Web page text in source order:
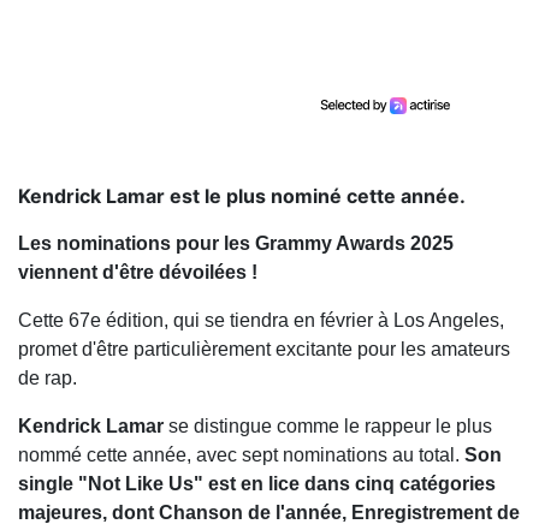
Kendrick Lamar est le plus nominé cette année.
Les nominations pour les Grammy Awards 2025
viennent d'être dévoilées !
Cette 67e édition, qui se tiendra en février à Los Angeles,
promet d'être particulièrement excitante pour les amateurs
de rap.
Kendrick Lamar se distingue comme le rappeur le plus
nommé cette année, avec sept nominations au total. Son
single "Not Like Us" est en lice dans cinq catégories
majeures, dont Chanson de l'année, Enregistrement de